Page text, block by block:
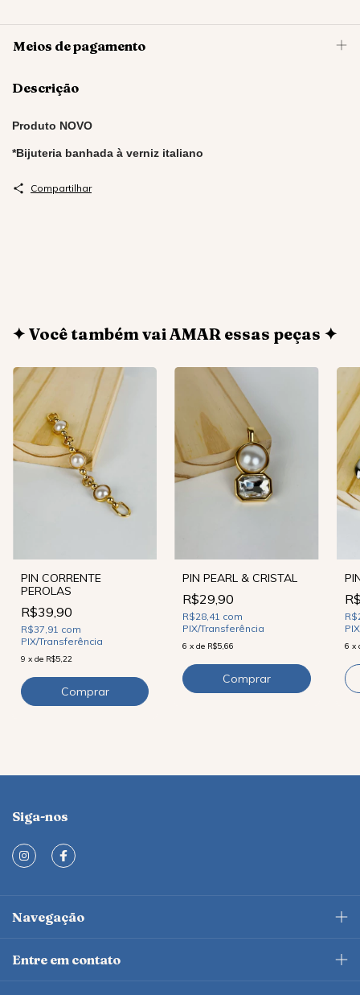
Meios de pagamento
Descrição
Produto NOVO
*Bijuteria banhada à verniz italiano
Compartilhar
✦ Você também vai AMAR essas peças ✦
PIN CORRENTE
PEROLAS
R$39,90
R$37,91 com
PIX/Transferência
9 x de R$5,22
PIN PEARL & CRISTAL
R$29,90
R$28,41 com
PIX/Transferência
6 xde R$5,66 6 x
Siga-nos
Navegação
Entre em contato